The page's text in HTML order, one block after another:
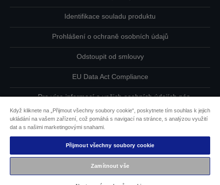
Identifikace souladu produktu
Prohlášení o ochraně osobních údajů
Odstoupit od smlouvy
EU Data Act Compliance
Pro více informací o vašich osobních údajích nás
Informace o souborech cookie
Závazek usnadnění přístupu společnosti Epson
Copyright © 2026 Seiko Epson
Když kliknete na „Přijmout všechny soubory cookie“, poskytnete tím souhlas k jejich
ukládání na vašem zařízení, což pomáhá s navigací na stránce, s analýzou využití
dat a s našimi marketingovými snahami.
Přijmout všechny soubory cookie
Zamítnout vše